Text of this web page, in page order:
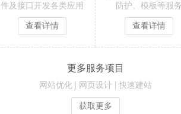
件及接口开发各类应用
查看详情
防护、模板等服
查看详情
更多服务项目
网站优化 网页设计 快速建站
获取更多